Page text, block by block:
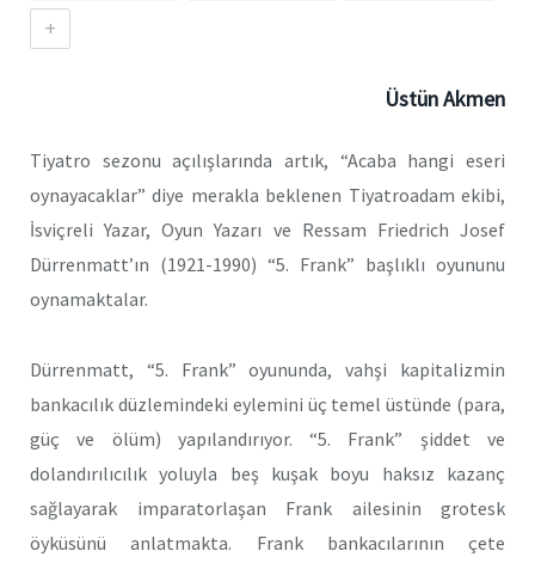
+
Üstün Akmen
Tiyatro sezonu açılışlarında artık, “Acaba hangi eseri
oynayacaklar” diye merakla beklenen Tiyatroadam ekibi,
İsviçreli Yazar, Oyun Yazarı ve Ressam Friedrich Josef
Dürrenmatt’ın (1921-1990) “5. Frank” başlıklı oyununu
oynamaktalar.
Dürrenmatt, “5. Frank” oyununda, vahşi kapitalizmin
bankacılık düzlemindeki eylemini üç temel üstünde (para,
güç ve ölüm) yapılandırıyor. “5. Frank” şiddet ve
dolandırılıcılık yoluyla beş kuşak boyu haksız kazanç
sağlayarak imparatorlaşan Frank ailesinin grotesk
öyküsünü anlatmakta. Frank bankacılarının çete